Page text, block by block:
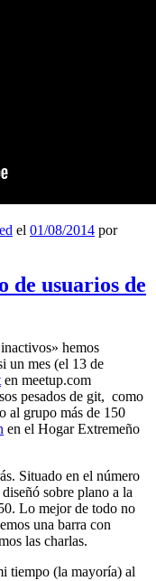
el 01/08/2014 por
de usuarios de
hemos
un mes (el 13 de
en meetup.com
pesados de git, como
al grupo más de 150
en el Hogar Extremeño
Situado en el número
sobre plano a la
Lo mejor de todo no
una barra con
las charlas.
tiempo (la mayoría) al